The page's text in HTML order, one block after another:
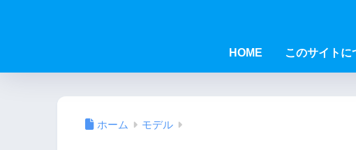
HOME このサイトに
ホーム モデル